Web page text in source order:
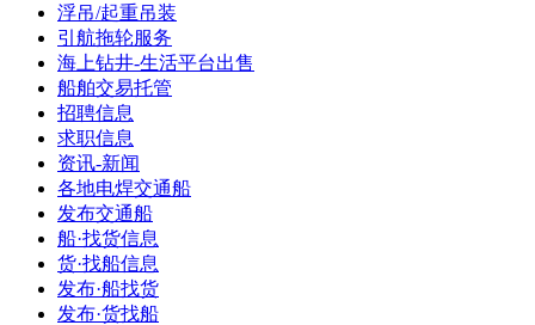
浮吊/起重吊装
引航拖轮服务
海上钻井-生活平台出售
船舶交易托管
招聘信息
求职信息
资讯-新闻
各地电焊交通船
发布交通船
船·找货信息
货·找船信息
发布·船找货
发布·货找船